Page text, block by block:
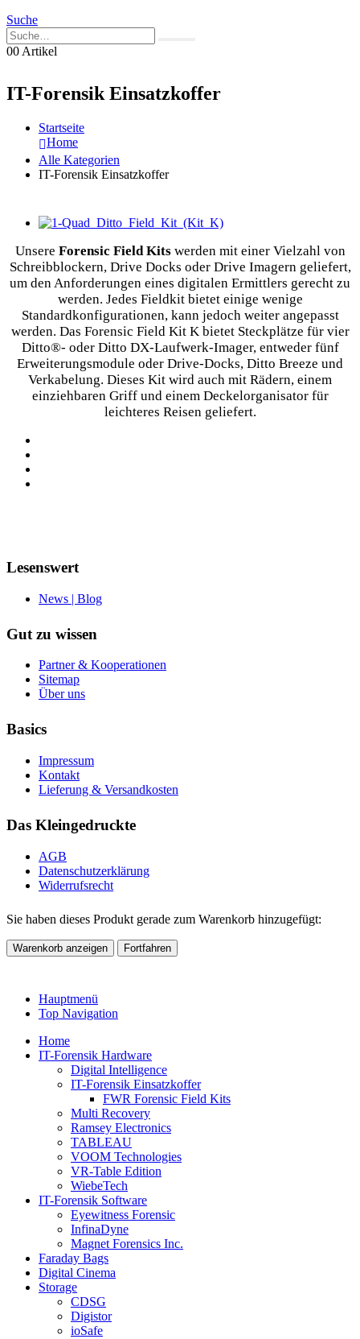
Suche
00 Artikel
IT-Forensik Einsatzkoffer
Startseite
Home
Alle Kategorien
IT-Forensik Einsatzkoffer
Unsere Forensic Field Kitswerden mit einer Vielzahl von
Schreibblockern, Drive Docks oder Drive Imagern geliefert,
um den Anforderungen eines digitalen Ermittlers gerecht zu
werden. Jedes Fieldkit bietet einige wenige
Standardkonfigurationen, kann jedoch weiter angepasst
werden. Das Forensic Field Kit K bietet Steckplätze für vier
Ditto®- oder Ditto DX-Laufwerk-Imager, entweder fünf
Erweiterungsmodule oder Drive-Docks, Ditto Breeze und
Verkabelung. Dieses Kit wird auch mit Rädern, einem
einziehbaren Griff und einem Deckelorganisator für
leichteres Reisen geliefert.
Lesenswert
News | Blog
Gut zu wissen
Partner & Kooperationen
Sitemap
Über uns
Basics
Impressum
Kontakt
Lieferung & Versandkosten
Das Kleingedruckte
AGB
Datenschutzerklärung
Widerrufsrecht
Sie haben dieses Produkt gerade zum Warenkorb hinzugefügt:
Warenkorb anzeigen Fortfahren
Hauptmenü
Top Navigation
Home
IT-Forensik Hardware
Digital Intelligence
IT-Forensik Einsatzkoffer
FWR Forensic Field Kits
Multi Recovery
Ramsey Electronics
TABLEAU
VOOM Technologies
VR-Table Edition
WiebeTech
IT-Forensik Software
Eyewitness Forensic
InfinaDyne
Magnet Forensics Inc.
Faraday Bags
Digital Cinema
Storage
CDSG
Digistor
ioSafe